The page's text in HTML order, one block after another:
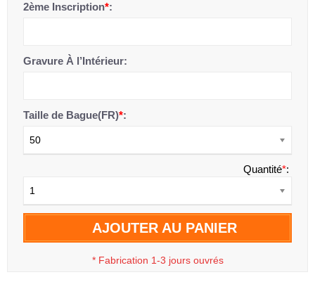
2ème Inscription*:
Gravure À l’Intérieur:
Taille de Bague(FR)*:
50
Quantité*:
1
AJOUTER AU PANIER
* Fabrication 1-3 jours ouvrés